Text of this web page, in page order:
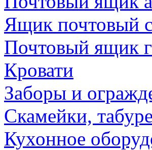
Ящик почтовый
Почтовый ящик
Кровати
Заборы и
Скамейки,
Кухонное